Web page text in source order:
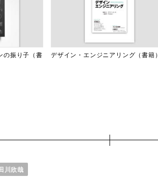
の振り子（書
デザイン・エンジニアリング（書籍）
川欣哉